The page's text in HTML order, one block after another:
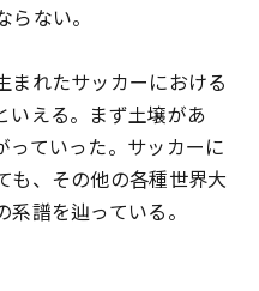
い――。
れたサッカーにおける
いえる。まず土壌があ
っていった。サッカーに
も、その他の各種世界大
譜を辿っている。